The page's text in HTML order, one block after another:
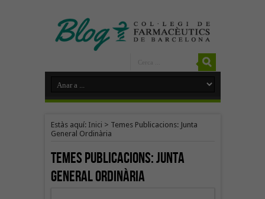
Estàs aquí: Inici > Temes Publicacions: Junta
General Ordinària
Temes Publicacions:Junta
General Ordinària